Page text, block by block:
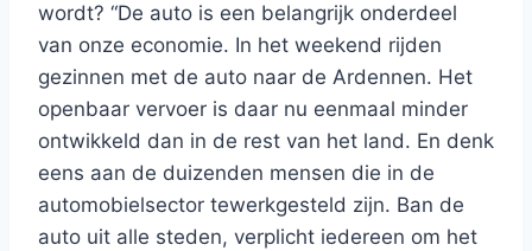
wordt? “De auto is een belangrijk onderdeel
van onze economie. In het weekend rijden
gezinnen met de auto naar de Ardennen. Het
openbaar vervoer is daar nu eenmaal minder
ontwikkeld dan in de rest van het land. En denk
eens aan de duizenden mensen die in de
automobielsector tewerkgesteld zijn. Ban de
auto uit alle steden, verplicht iedereen om het